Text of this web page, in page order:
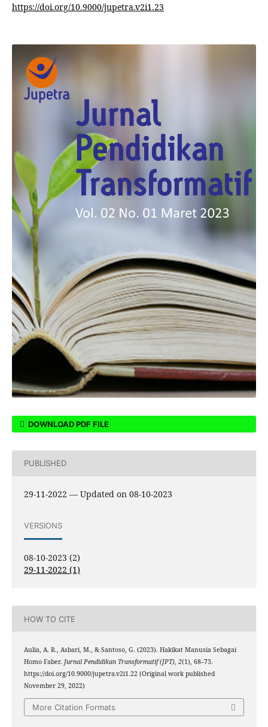
https://doi.org/10.9000/jupetra.v2i1.23
DOWNLOAD PDF FILE
PUBLISHED
29-11-2022 — Updated on 08-10-2023
VERSIONS
08-10-2023 (2)
29-11-2022 (1)
HOW TO CITE
Aulia, A. R., Asbari, M., & Santoso, G. (2023). Hakikat Manusia Sebagai
Homo Faber. Jurnal Pendidikan Transformatif (JPT), 2(1), 68–73.
https://doi.org/10.9000/jupetra.v2i1.22 (Original work published
November 29, 2022)
More Citation Formats